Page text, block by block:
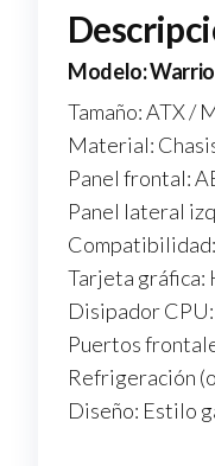
Modelo:
Tamaño: ATX /
Material:
Panel frontal:
Panel lateral
Tarjeta gráfica:
Disipador
Puertos
Refrigeración
Diseño: Estilo